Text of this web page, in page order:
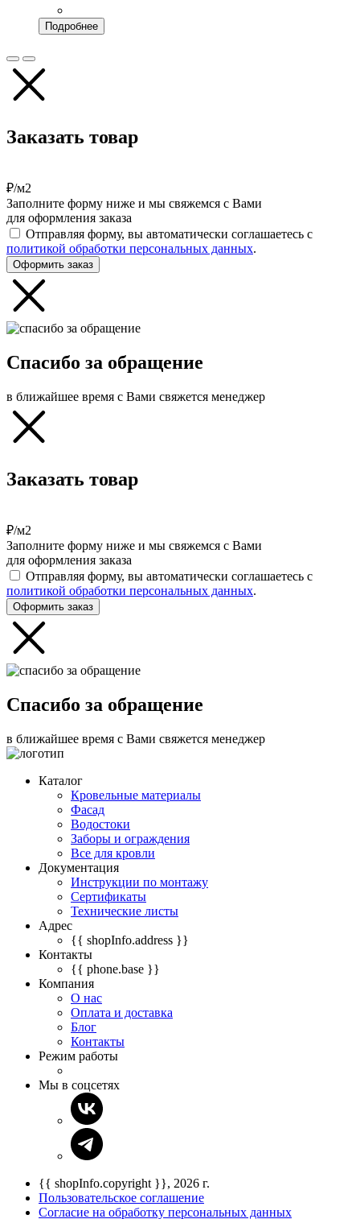
Подробнее
Заказать товар
₽/м2
Заполните форму ниже и мы свяжемся с Вами
для оформления заказа
Отправляя форму, вы автоматически соглашаетесь с
политикой обработки персональных данных.
Оформить заказ
Спасибо за обращение
в ближайшее время с Вами свяжется менеджер
Заказать товар
₽/м2
Заполните форму ниже и мы свяжемся с Вами
для оформления заказа
Отправляя форму, вы автоматически соглашаетесь с
политикой обработки персональных данных.
Оформить заказ
Спасибо за обращение
в ближайшее время с Вами свяжется менеджер
Каталог
Кровельные материалы
Фасад
Водостоки
Заборы и ограждения
Все для кровли
Документация
Инструкции по монтажу
Сертификаты
Технические листы
Адрес
{{ shopInfo.address }}
Контакты
{{ phone.base }}
Компания
О нас
Оплата и доставка
Блог
Контакты
Режим работы
Мы в соцсетях
{{ shopInfo.copyright }}, 2026 г.
Пользовательское соглашение
Согласие на обработку персональных данных